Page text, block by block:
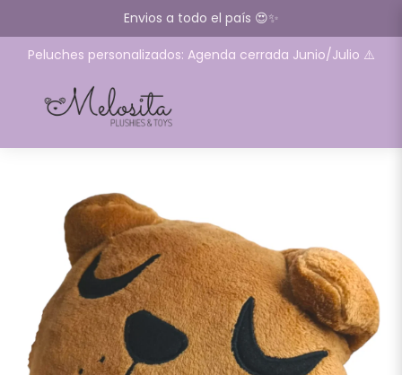
Envios a todo el país 😍✨
Peluches personalizados: Agenda cerrada Junio/Julio ⚠️